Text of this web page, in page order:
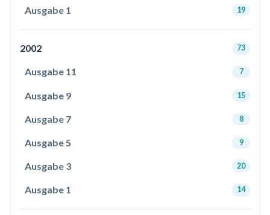
Ausgabe 1 19
2002 73
Ausgabe 11 7
Ausgabe 9 15
Ausgabe 7 8
Ausgabe 5 9
Ausgabe 3 20
Ausgabe 1 14